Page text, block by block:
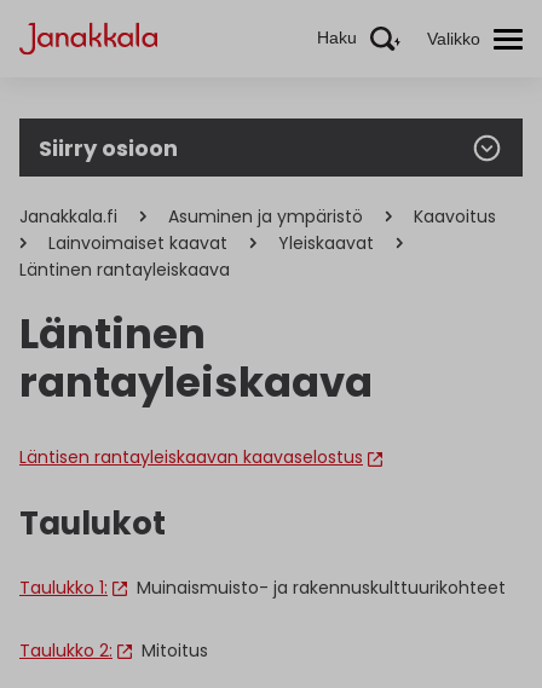
Haku Valikko
Siirry osioon
Janakkala.fi Asuminen ja ympäristö
Kaavoitus
Lainvoimaiset kaavat
Yleiskaavat
Läntinen rantayleiskaava
Läntinen
rantayleiskaava
Läntisen rantayleiskaavan kaavaselostus
Taulukot
Taulukko 1: Muinaismuisto- ja rakennuskulttuurikohteet
Taulukko 2: Mitoitus